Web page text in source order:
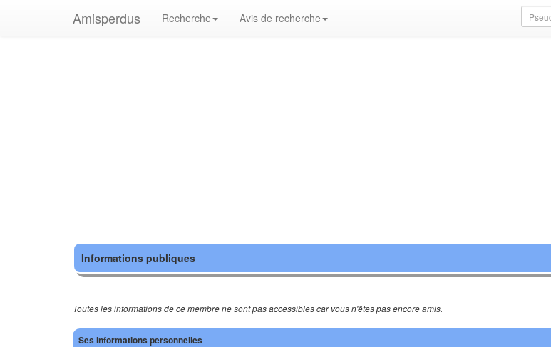
Amisperdus Recherche Avis de recherche
Informations publiques
Toutes les informations de ce membre ne sont pas accessibles car vous n'êtes pas encore amis.
Ses informations personnelles